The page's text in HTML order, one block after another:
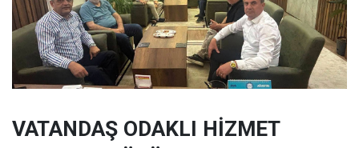
VATANDAŞ ODAKLI HİZMET